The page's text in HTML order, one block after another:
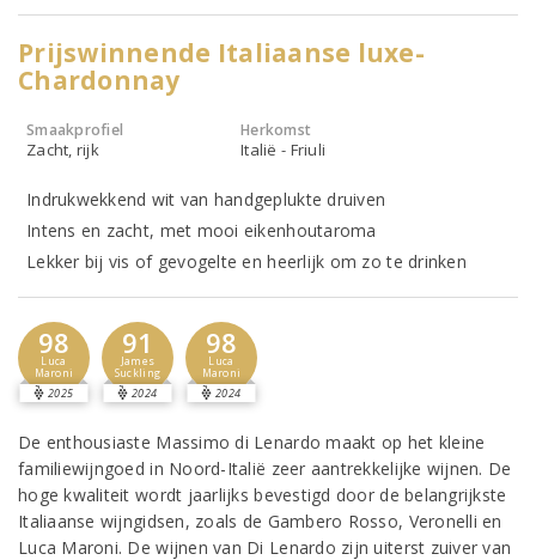
Prijswinnende Italiaanse luxe-
Chardonnay
Smaakprofiel
Zacht, rijk
Herkomst
Italië - Friuli
Indrukwekkend wit van handgeplukte druiven
Intens en zacht, met mooi eikenhoutaroma
Lekker bij vis of gevogelte en heerlijk om zo te drinken
98
Luca
Maroni
2025
91
James
Suckling
2024
98
Luca
Maroni
2024
De enthousiaste Massimo di Lenardo maakt op het kleine
familiewijngoed in Noord-Italië zeer aantrekkelijke wijnen. De
hoge kwaliteit wordt jaarlijks bevestigd door de belangrijkste
Italiaanse wijngidsen, zoals de Gambero Rosso, Veronelli en
Luca Maroni. De wijnen van Di Lenardo zijn uiterst zuiver van